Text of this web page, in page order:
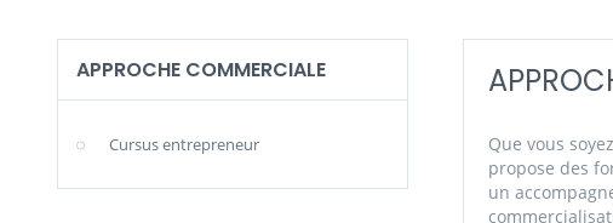
APPROCHE COMMERCIALE
Cursus entrepreneur
Que vous
propose des
un